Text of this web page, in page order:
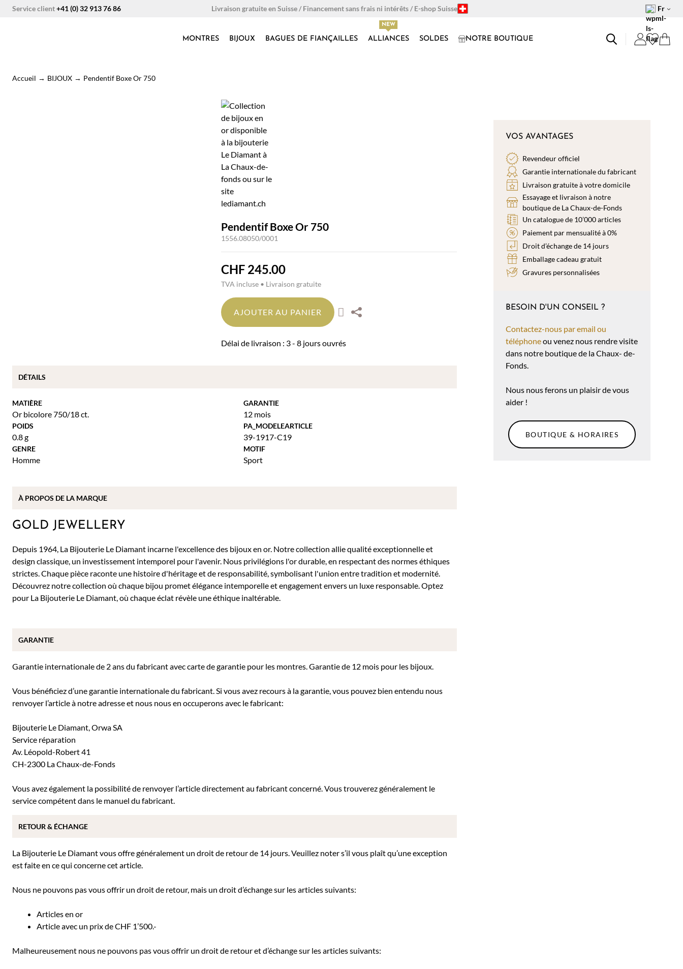
AllerService client+41 (0) 32 913 76 86 Livraison gratuite en Suisse / Financement sans frais ni intérêts / E-shop Suisse Fr
MONTRES BIJOUX BAGUES DE FIANÇAILLES ALLIANCES SOLDES NOTRE BOUTIQUE
Accueil → BIJOUX → Pendentif Boxe Or 750
Pendentif Boxe Or 750
1556.08050/0001
CHF 245.00
TVA incluse • Livraison gratuite
AJOUTER AU PANIER
Délai de livraison : 3 - 8 jours ouvrés
MATIÈRE
Or bicolore 750/18 ct.
GARANTIE
12 mois
POIDS
0.8 g
PA_MODELEARTICLE
39-1917-C19
GENRE
Homme
MOTIF
Sport
GOLD JEWELLERY
Depuis 1964, La Bijouterie Le Diamant incarne l'excellence des bijoux en or. Notre collection allie qualité exceptionnelle et
design classique, un investissement intemporel pour l'avenir. Nous privilégions l'or durable, en respectant des normes éthiques
strictes. Chaque pièce raconte une histoire d'héritage et de responsabilité, symbolisant l'union entre tradition et modernité.
Découvrez notre collection où chaque bijou promet élégance intemporelle et engagement envers un luxe responsable. Optez
pour La Bijouterie Le Diamant, où chaque éclat révèle une éthique inaltérable.
Garantie internationale de 2 ans du fabricant avec carte de garantie pour les montres. Garantie de 12 mois pour les bijoux.
Vous bénéficiez d’une garantie internationale du fabricant. Si vous avez recours à la garantie, vous pouvez bien entendu nous
renvoyer l’article à notre adresse et nous nous en occuperons avec le fabricant:
Bijouterie Le Diamant, Orwa SA
Service réparation
Av. Léopold-Robert 41
CH-2300 La Chaux-de-Fonds
Vous avez également la possibilité de renvoyer l’article directement au fabricant concerné. Vous trouverez généralement le
service compétent dans le manuel du fabricant.
La Bijouterie Le Diamant vous offre généralement un droit de retour de 14 jours. Veuillez noter s’il vous plaît qu’une exception
est faite en ce qui concerne cet article.
Nous ne pouvons pas vous offrir un droit de retour, mais un droit d’échange sur les articles suivants:
Articles en or
Article avec un prix de CHF 1’500.-
Malheureusement nous ne pouvons pas vous offrir un droit de retour et d’échange sur les articles suivants:
DÉTAILS
À PROPOS DE LA MARQUE
GARANTIE
RETOUR & ÉCHANGE
VOS AVANTAGES
Revendeur officiel
Garantie internationale du fabricant
Livraison gratuite à votre domicile
Essayage et livraison à notre
boutique de La Chaux-de-Fonds
Un catalogue de 10’000 articles
Paiement par mensualité à 0%
Droit d’échange de 14 jours
Emballage cadeau gratuit
Gravures personnalisées
BESOIN D'UN CONSEIL ?
Contactez-nous par email ou
téléphoneou venez nous rendre visite
dans notre boutique de la Chaux- de-
Fonds.
Nous nous ferons un plaisir de vous
aider !
BOUTIQUE & HORAIRES